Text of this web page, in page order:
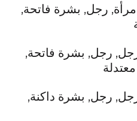
رجل, بشرة فاتحة,
رجل, بشرة فاتحة,
رجل, بشرة داكنة,